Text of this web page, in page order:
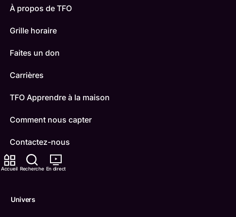
Accueil Recherche En direct
Univers
À propos de TFO
Grille horaire
Faites un don
Carrières
TFO Apprendre à la maison
Comment nous capter
Contactez-nous
ONFR